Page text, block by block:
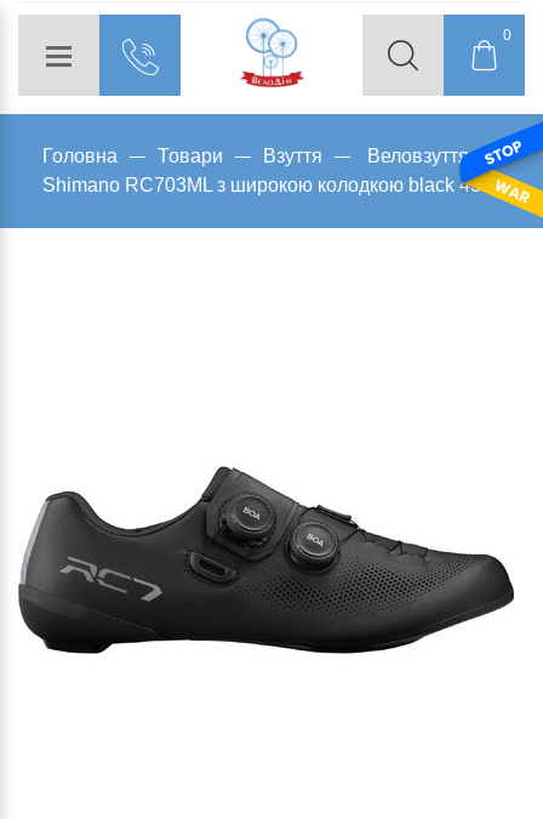
0
Головна Товари Взуття
Веловзуття
Shimano RC703ML з широкою колодкою black 43